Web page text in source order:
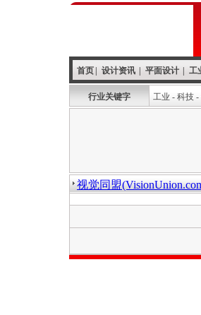
首页 设计资讯 平面设计 工
行业关键字 工业 - 科技 -
视觉同盟